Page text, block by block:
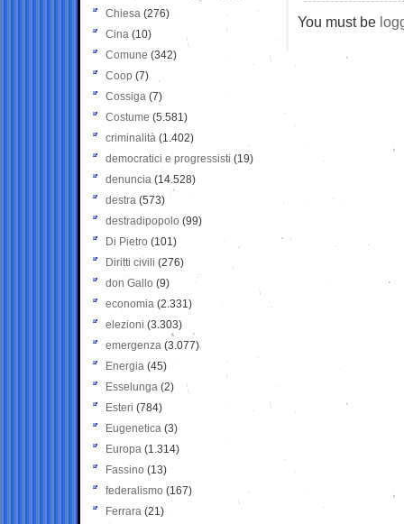
You must be
Chiesa (276)
Cina (10)
Comune (342)
Coop (7)
Cossiga (7)
Costume (5.581)
criminalità (1.402)
democratici e progressisti (19)
denuncia (14.528)
destra (573)
destradipopolo (99)
Di Pietro (101)
Diritti civili (276)
don Gallo (9)
economia (2.331)
elezioni (3.303)
emergenza (3.077)
Energia (45)
Esselunga (2)
Esteri (784)
Eugenetica (3)
Europa (1.314)
Fassino (13)
federalismo (167)
Ferrara (21)